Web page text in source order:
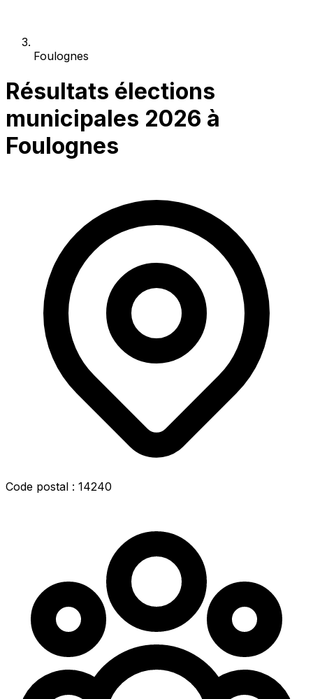
Foulognes
Résultats élections
municipales 2026 à
Foulognes
Code postal : 14240